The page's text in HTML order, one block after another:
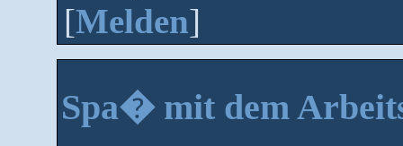
[Melden]
Spa� mit dem